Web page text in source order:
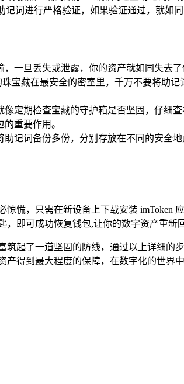
词进行严格验证，如果验证通过，就如
一旦丢失或泄露，你的资产就如同失去
宝藏在最安全的密室里，千万不要将助
定期检查宝藏的守护箱是否坚固，仔细
重要作用。
记词备份多份，分别存放在不同的安全
慌，只需在新设备上下载安装 imToken
即可成功恢复钱包,让你的数字资产重新
筑起了一道坚固的防线，通过以上详细的
得到最大程度的保障，在数字化的世界中